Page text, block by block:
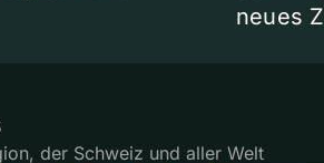
neues
der Schweiz und aller Welt